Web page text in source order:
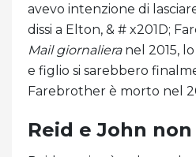
avevo intenzione di
dissi a Elton, & # x201D;
Mail giornalieranel 2015,
e figlio si sarebbero
Farebrother è morto nel
Reid e John